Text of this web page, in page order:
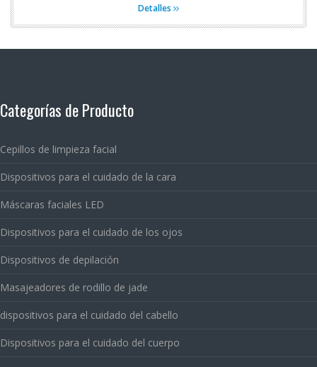
Detalles
Categorías de Producto
Cepillos de limpieza facial
Dispositivos para el cuidado de la cara
Máscaras faciales LED
Dispositivos para el cuidado de los ojos
Dispositivos de depilación
Masajeadores de rodillo de jade
dispositivos para el cuidado del cabello
Dispositivos para el cuidado del cuerpo